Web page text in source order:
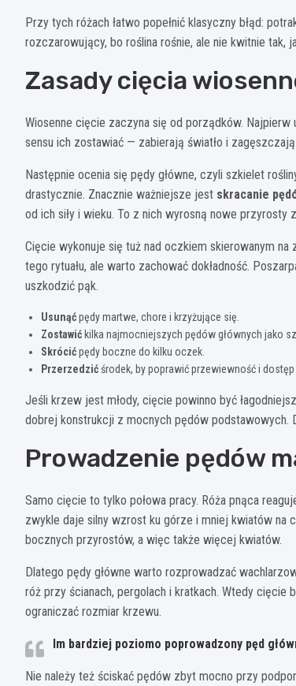
Przy tych różach łatwo popełnić klasyczny błąd:
rozczarowujący, bo roślina rośnie, ale nie kwitnie tak,
Zasady cięcia
Wiosenne cięcie zaczyna się od porządków. Najpierw
sensu ich zostawiać — zabierają światło i
Następnie ocenia się pędy główne, czyli szkielet
drastycznie. Znacznie ważniejsze jest skracanie
od ich siły i wieku. To z nich wyrosną nowe przyrosty
Cięcie wykonuje się tuż nad oczkiem skierowanym
tego rytuału, ale warto zachować dokładność.
uszkodzić pąk.
Usunąćpędy martwe, chore i krzyżujące się.
Zostawić kilka najmocniejszych pędów głównych jako
Skrócićpędy boczne do kilku oczek.
Przerzedzićśrodek, by poprawić przewiewność i dostęp
Jeśli krzew jest młody, cięcie powinno być
dobrej konstrukcji z mocnych pędów podstawowych.
Prowadzenie pędów
Samo cięcie to tylko połowa pracy. Róża pnąca
zwykle daje silny wzrost ku górze i mniej kwiatów na
bocznych przyrostów, a więc także więcej kwiatów.
Dlatego pędy główne warto rozprowadzać
róż przy ścianach, pergolach i kratkach. Wtedy cięcie
ograniczać rozmiar krzewu.
Im bardziej poziomo poprowadzony pęd
Nie należy też ściskać pędów zbyt mocno przy